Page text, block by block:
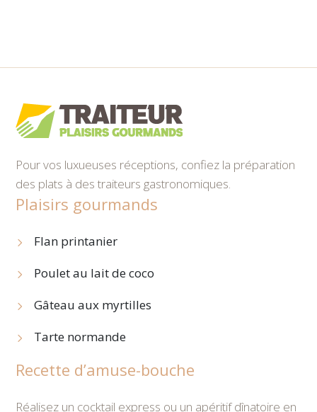
Pour vos luxueuses réceptions, confiez la préparation
des plats à des traiteurs gastronomiques.
Plaisirs gourmands
Flan printanier
Poulet au lait de coco
Gâteau aux myrtilles
Tarte normande
Recette d’amuse-bouche
Réalisez un cocktail express ou un apéritif dînatoire en